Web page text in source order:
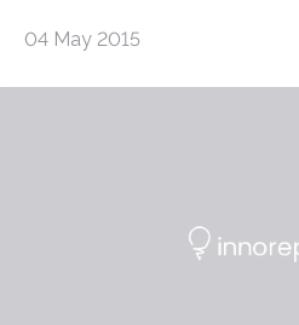
04 May 2015